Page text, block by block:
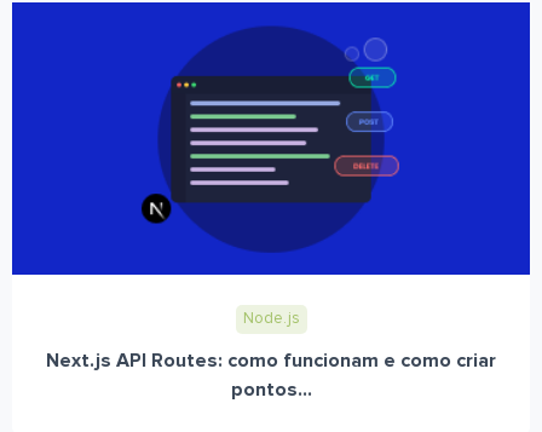
Node.js
Next.js API Routes: como funcionam e como criar
pontos...